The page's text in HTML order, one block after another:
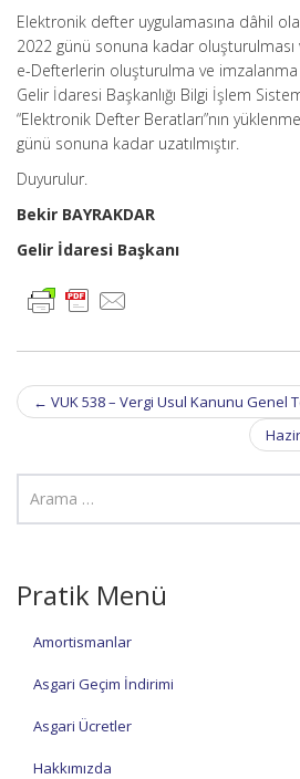
Elektronik defter uygulamasına dâhil
2022 günü sonuna kadar oluşturulması
e-Defterlerin oluşturulma ve imzalanma
Gelir İdaresi Başkanlığı Bilgi İşlem
“Elektronik Defter Beratları”nın
günü sonuna kadar uzatılmıştır.
Duyurulur.
Bekir BAYRAKDAR
Gelir İdaresi Başkanı
Post
navigation
← VUK 538 – Vergi Usul Kanunu Genel
Pratik Menü
Amortismanlar
Asgari Geçim İndirimi
Asgari Ücretler
Hakkımızda